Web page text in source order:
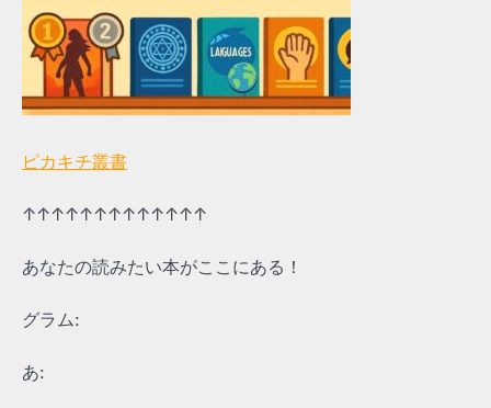
ピカキチ叢書
↑↑↑↑↑↑↑↑↑↑↑↑↑
あなたの読みたい本がここにある！
グラム:
あ: